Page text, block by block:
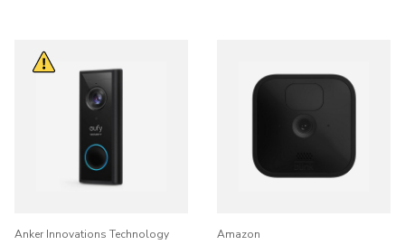
Anker Innovations Technology Amazon